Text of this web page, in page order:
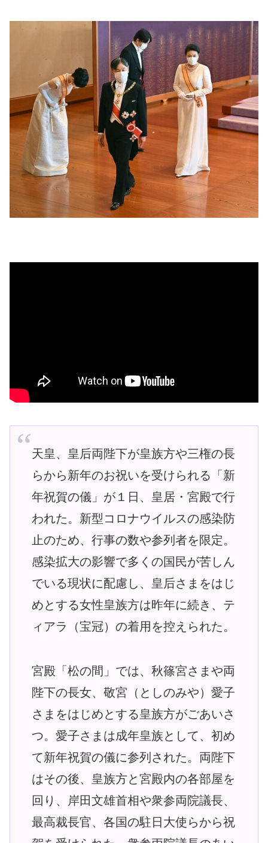
天皇、皇后両陛下が皇族方や三権の長
らから新年のお祝いを受けられる「新
年祝賀の儀」が１日、皇居・宮殿で行
われた。新型コロナウイルスの感染防
止のため、行事の数や参列者を限定。
感染拡大の影響で多くの国民が苦しん
でいる現状に配慮し、皇后さまをはじ
めとする女性皇族方は昨年に続き、テ
ィアラ（宝冠）の着用を控えられた。
宮殿「松の間」では、秋篠宮さまや両
陛下の長女、敬宮（としのみや）愛子
さまをはじめとする皇族方がごあいさ
つ。愛子さまは成年皇族として、初め
て新年祝賀の儀に参列された。両陛下
はその後、皇族方と宮殿内の各部屋を
回り、岸田文雄首相や衆参両院議長、
最高裁長官、各国の駐日大使らから祝